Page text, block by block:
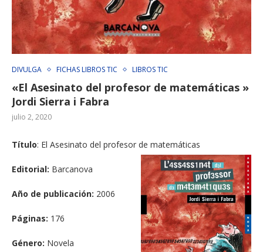
DIVULGA FICHAS LIBROS TIC LIBROS TIC
«El Asesinato del profesor de matemáticas »
Jordi Sierra i Fabra
julio 2, 2020
Título: El Asesinato del profesor de matemáticas
Editorial: Barcanova
Año de publicación: 2006
Páginas: 176
Género: Novela